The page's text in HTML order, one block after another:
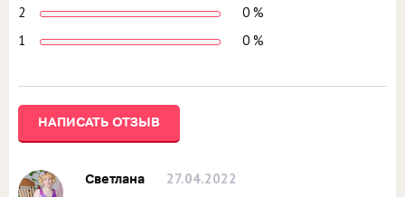
2
0 %
1
0 %
НАПИСАТЬ ОТЗЫВ
Светлана 27.04.2022